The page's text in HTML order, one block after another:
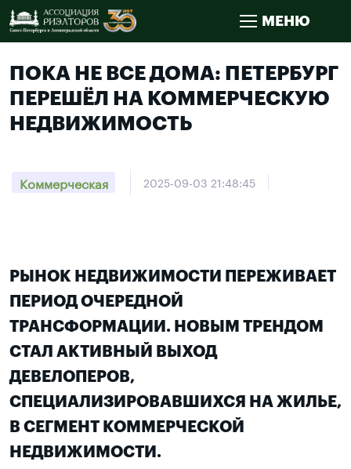
МЕНЮ
ПОКА НЕ ВСЕ ДОМА: ПЕТЕРБУРГ
ПЕРЕШЁЛ НА КОММЕРЧЕСКУЮ
НЕДВИЖИМОСТЬ
Коммерческая 2025-09-03 21:48:45
РЫНОК НЕДВИЖИМОСТИ ПЕРЕЖИВАЕТ
ПЕРИОД ОЧЕРЕДНОЙ
ТРАНСФОРМАЦИИ. НОВЫМ ТРЕНДОМ
СТАЛ АКТИВНЫЙ ВЫХОД
ДЕВЕЛОПЕРОВ,
СПЕЦИАЛИЗИРОВАВШИХСЯ НА ЖИЛЬЕ,
В СЕГМЕНТ КОММЕРЧЕСКОЙ
НЕДВИЖИМОСТИ.